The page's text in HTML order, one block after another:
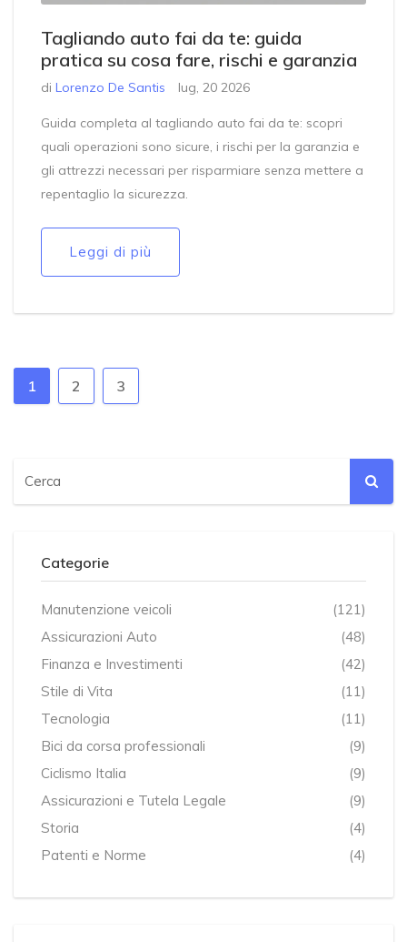
Tagliando auto fai da te: guida
pratica su cosa fare, rischi e garanzia
di Lorenzo De Santis lug, 20 2026
Guida completa al tagliando auto fai da te: scopri
quali operazioni sono sicure, i rischi per la garanzia e
gli attrezzi necessari per risparmiare senza mettere a
repentaglio la sicurezza.
Leggi di più
1 2 3
Categorie
Manutenzione veicoli
(121)
Assicurazioni Auto
(48)
Finanza e Investimenti
(42)
Stile di Vita
(11)
Tecnologia
(11)
Bici da corsa professionali
(9)
Ciclismo Italia
(9)
Assicurazioni e Tutela Legale
(9)
Storia
(4)
Patenti e Norme
(4)